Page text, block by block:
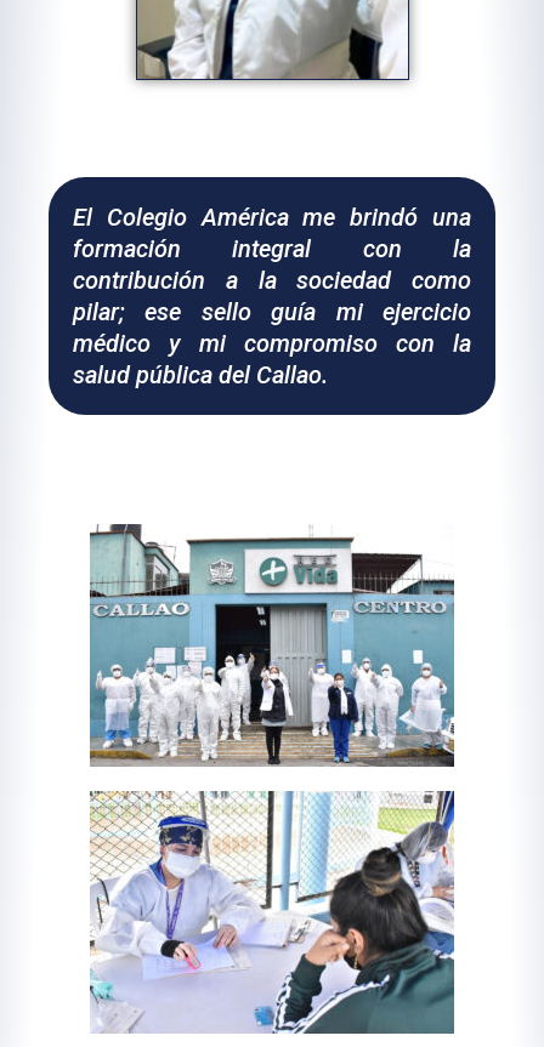
El Colegio América me brindó una
formación integral con la
contribución a la sociedad como
pilar; ese sello guía mi ejercicio
médico y mi compromiso con la
salud pública del Callao.